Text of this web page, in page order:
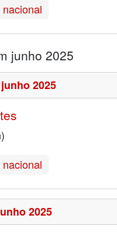
junho 2025
2025
2025